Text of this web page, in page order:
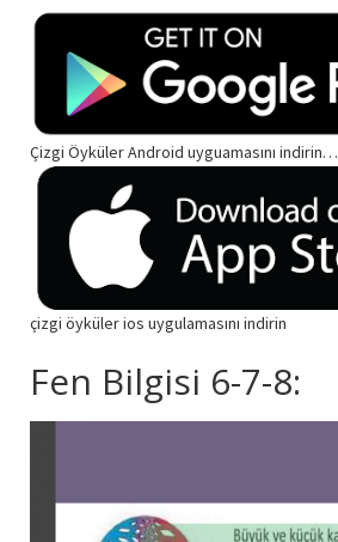
Çizgi Öyküler Android uyguamasını indirin…
çizgi öyküler ios uygulamasını indirin
Fen Bilgisi 6-7-8: